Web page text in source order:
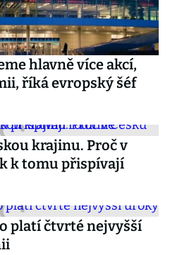
hlavně více akcí,
říká evropský šéf
krajinu. Proč v
k tomu přispívají
platí čtvrté nejvyšší